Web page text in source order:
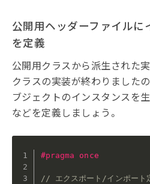
公開用ヘッダーファイルに
を定義
公開用クラスから派生された
クラスの実装が終わりました
ブジェクトのインスタンスを
などを定義しましょう。
#pragma once
// エクスポート/インポート